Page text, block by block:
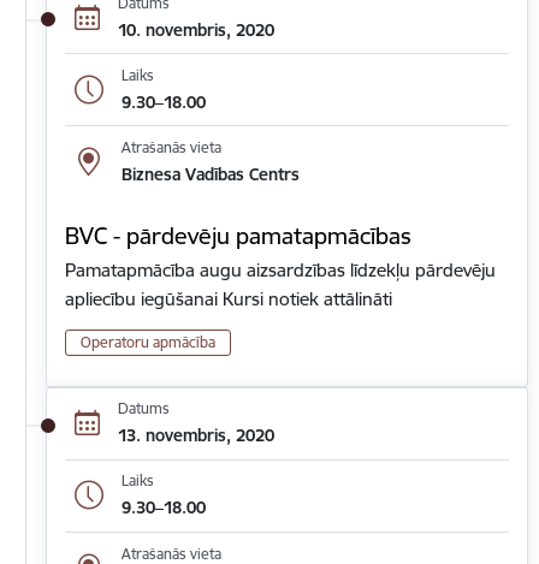
10. novembris, 2020
Laiks
9.30–18.00
Atrašanās vieta
Biznesa Vadības Centrs
BVC - pārdevēju pamatapmācības
Pamatapmācība augu aizsardzības līdzekļu pārdevēju
apliecību iegūšanai Kursi notiek attālināti
Operatoru apmācība
Datums
13. novembris, 2020
Laiks
9.30–18.00
Atrašanās vieta